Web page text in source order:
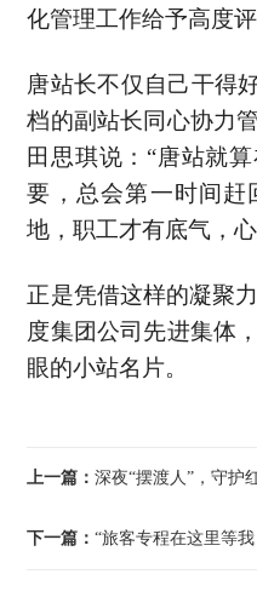
化管理工作给予高度评
唐站长不仅自己干得
档的副站长同心协力
田思琪说：“唐站就
要，总会第一时间赶
地，职工才有底气，
正是凭借这样的凝聚
度集团公司先进集体
眼的小站名片。
上一篇：深夜“摆渡人”，守护
下一篇：“旅客专程在这里等